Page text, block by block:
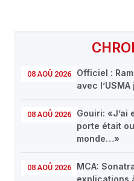
08 AOÛ 2026
Officiel :
avec
08 AOÛ 2026
Gouiri: «J’ai
porte était
monde…»
08 AOÛ 2026
MCA:
explications